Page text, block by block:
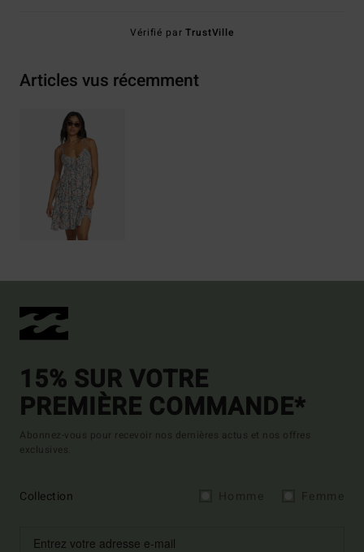
Vérifié parTrustVille
Articles vus récemment
15% SUR VOTRE
PREMIÈRE COMMANDE*
Abonnez-vous pour recevoir nos dernières actus et nos offres
exclusives.
Collection